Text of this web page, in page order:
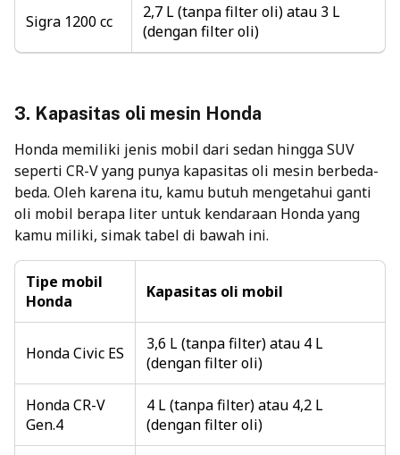
Sigra 1200 cc
2,7 L (tanpa filter oli) atau 3 L
(dengan filter oli)
3. Kapasitas oli mesin Honda
Honda memiliki jenis mobil dari sedan hingga SUV
seperti CR-V yang punya kapasitas oli mesin berbeda-
beda. Oleh karena itu, kamu butuh mengetahui ganti
oli mobil berapa liter untuk kendaraan Honda yang
kamu miliki, simak tabel di bawah ini.
Tipe mobil
Honda
Kapasitas oli mobil
Honda Civic ES
3,6 L (tanpa filter) atau 4 L
(dengan filter oli)
Honda CR-V
Gen.4
4 L (tanpa filter) atau 4,2 L
(dengan filter oli)